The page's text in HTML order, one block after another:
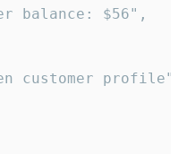
balance: $56",
customer